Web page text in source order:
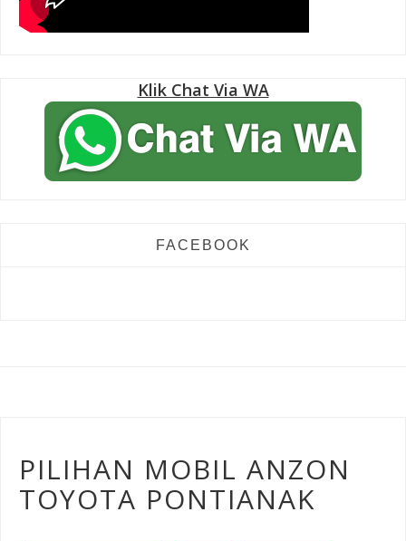
Klik Chat Via WA
FACEBOOK
PILIHAN MOBIL ANZON
TOYOTA PONTIANAK